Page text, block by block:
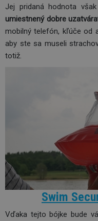
Jej pridaná hodnota
umiestnený dobre
mobilný telefón, kľúče od
aby ste sa museli
totiž.
Swim
Vďaka tejto bójke bude